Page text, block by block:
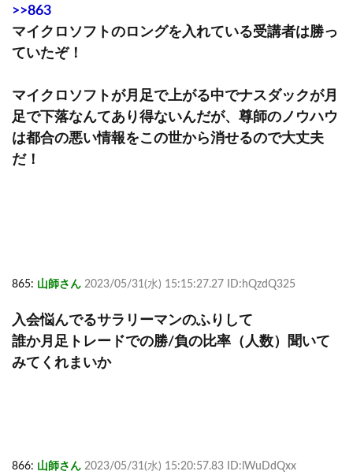
>>863
マイクロソフトのロングを入れている受講者は勝っ
ていたぞ！
マイクロソフトが月足で上がる中でナスダックが月
足で下落なんてあり得ないんだが、尊師のノウハウ
は都合の悪い情報をこの世から消せるので大丈夫
だ！
865: 山師さん 2023/05/31(水) 15:15:27.27 ID:hQzdQ325
入会悩んでるサラリーマンのふりして
誰か月足トレードでの勝/負の比率（人数）聞いて
みてくれまいか
866: 山師さん 2023/05/31(水) 15:20:57.83 ID:lWuDdQxx